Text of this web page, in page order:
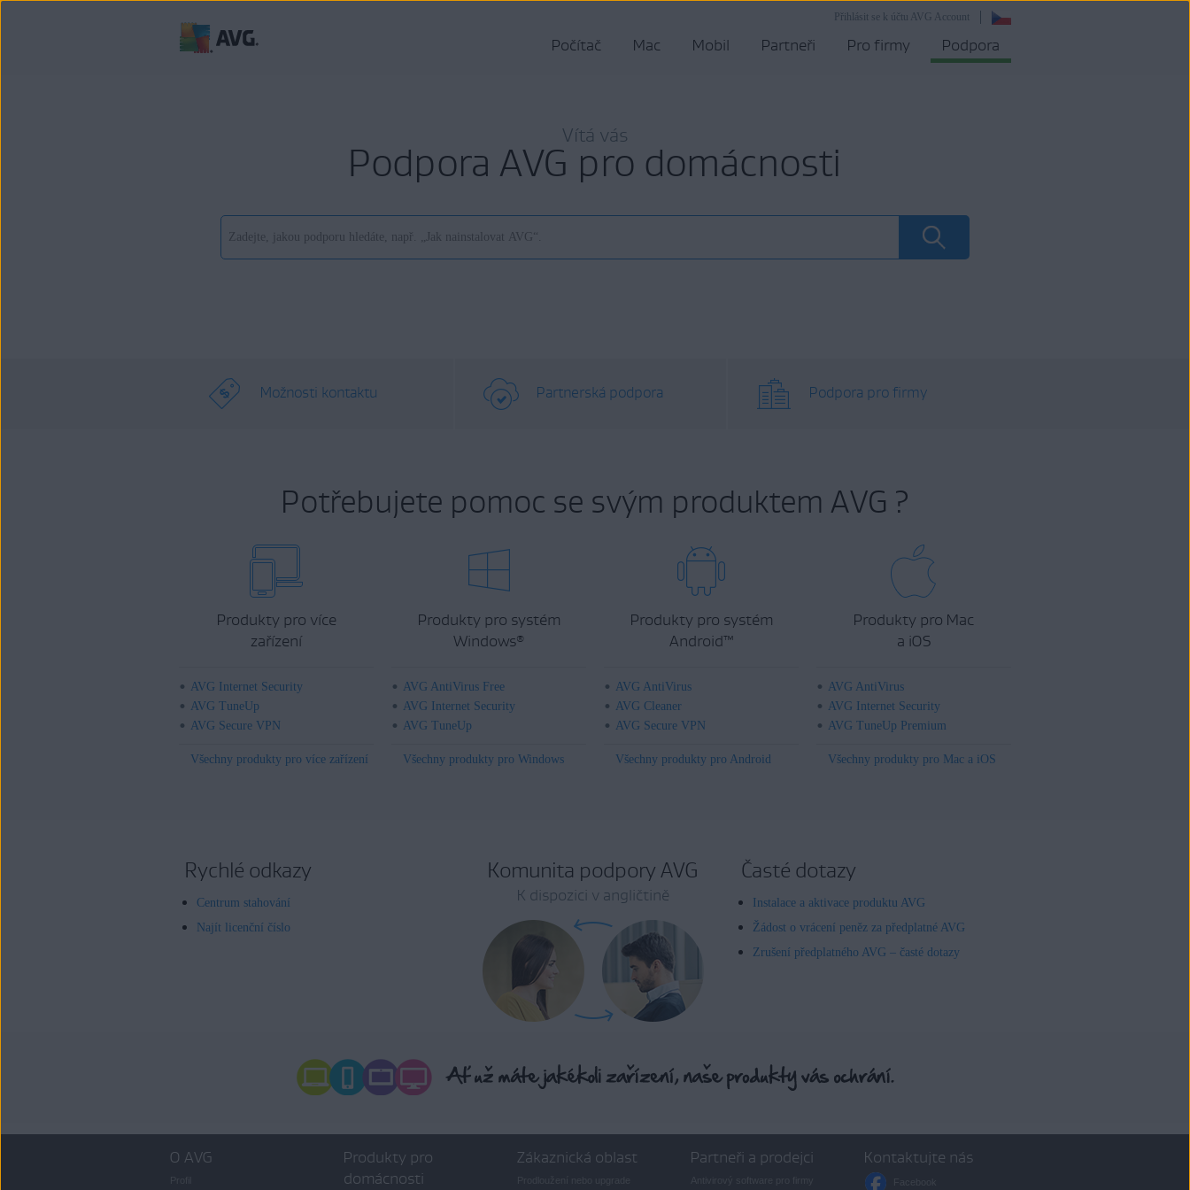
Přihlásit se k účtu AVG Account
Počítač Mac Mobil Partneři Pro firmy Podpora
Vítá vás
Podpora AVG pro domácnosti
Možnosti kontaktu Partnerská podpora Podpora pro firmy
Potřebujete pomoc se svým produktem AVG ?
Produkty pro více
zařízení
AVG Internet Security
AVG TuneUp
AVG Secure VPN
Všechny produkty pro více zařízení
Produkty pro systém
Windows®
AVG AntiVirus Free
AVG Internet Security
AVG TuneUp
Všechny produkty pro Windows
Produkty pro systém
Android™
AVG AntiVirus
AVG Cleaner
AVG Secure VPN
Všechny produkty pro Android
Produkty pro Mac
a iOS
AVG AntiVirus
AVG Internet Security
AVG TuneUp Premium
Všechny produkty pro Mac a iOS
Rychlé odkazy
Centrum stahování
Najít licenční číslo
Komunita podpory AVG
K dispozici v angličtině
Časté dotazy
Instalace a aktivace produktu AVG
Žádost o vrácení peněz za předplatné AVG
Zrušení předplatného AVG – časté dotazy
O AVG
Produkty pro
domácnosti
Zákaznická oblast Partneři a prodejci Kontaktujte nás